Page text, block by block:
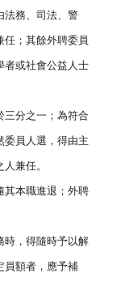
法務、司法、警
任；其餘外聘委員
者或社會公益人士
三分之一；為符合
委員人選，得由主
兼任。
其本職進退；外聘
時，得隨時予以解
員額者，應予補